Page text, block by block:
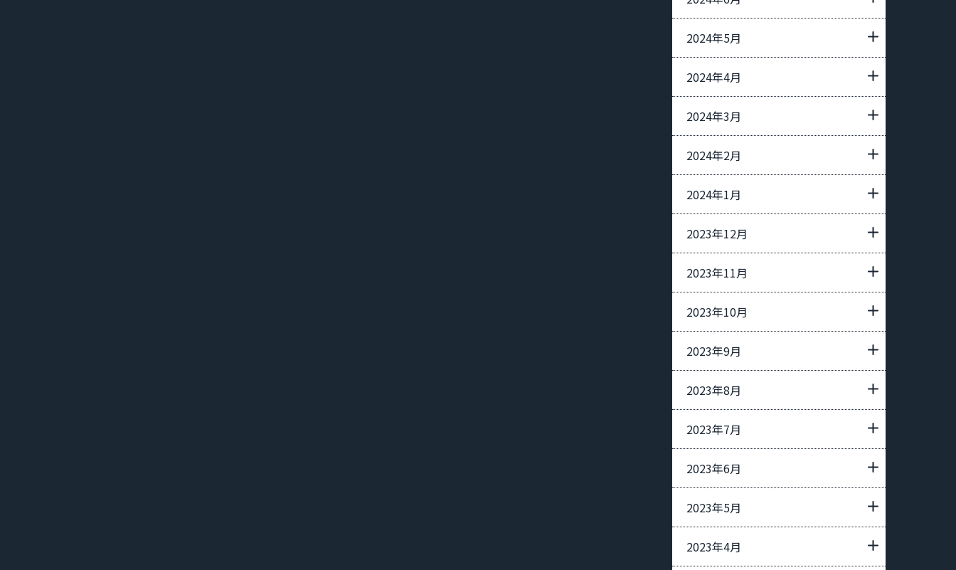
2024年5月
2024年4月
2024年3月
2024年2月
2024年1月
2023年12月
2023年11月
2023年10月
2023年9月
2023年8月
2023年7月
2023年6月
2023年5月
2023年4月